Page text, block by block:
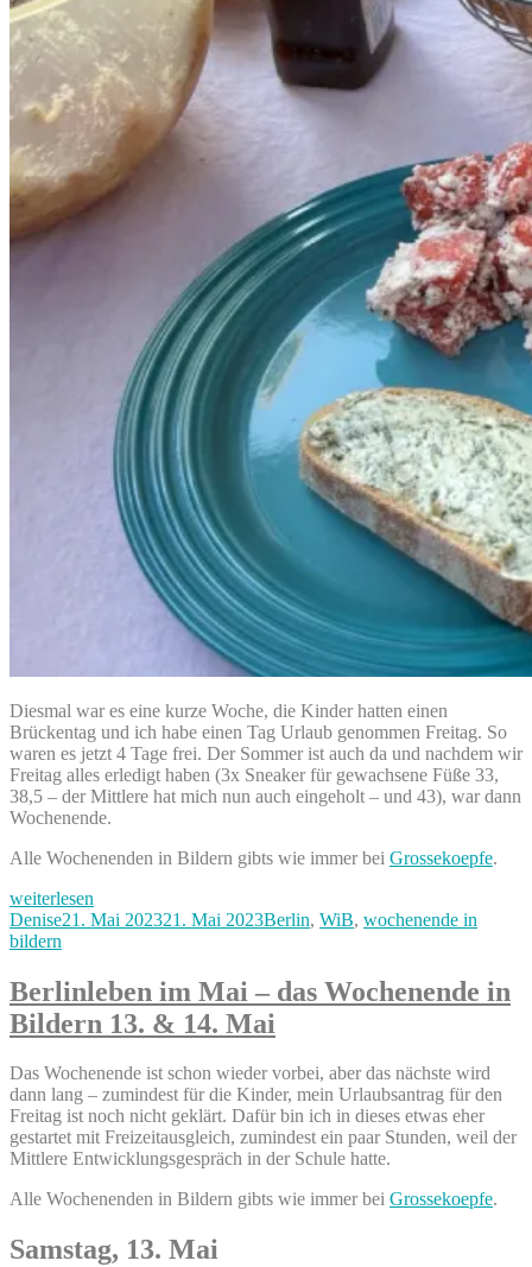
Diesmal war es eine kurze Woche, die Kinder hatten einen
Brückentag und ich habe einen Tag Urlaub genommen Freitag. So
waren es jetzt 4 Tage frei. Der Sommer ist auch da und nachdem wir
Freitag alles erledigt haben (3x Sneaker für gewachsene Füße 33,
38,5 – der Mittlere hat mich nun auch eingeholt – und 43), war dann
Wochenende.
Alle Wochenenden in Bildern gibts wie immer bei Grossekoepfe.
„Wir
grillen
–
Sommer
ist
da
unser
Wochenende
in
Bildern
20.
21.
weiterlesen
Autor
DeniseVeröffentlicht
21. Mai 202321. Mai 2023Kategorien
Berlin, WiB, wochenende in
bildern
Berlinleben im Mai – das Wochenende in
Bildern 13. & 14. Mai
Das Wochenende ist schon wieder vorbei, aber das nächste wird
dann lang – zumindest für die Kinder, mein Urlaubsantrag für den
Freitag ist noch nicht geklärt. Dafür bin ich in dieses etwas eher
gestartet mit Freizeitausgleich, zumindest ein paar Stunden, weil der
Mittlere Entwicklungsgespräch in der Schule hatte.
Alle Wochenenden in Bildern gibts wie immer bei Grossekoepfe.
Samstag, 13. Mai